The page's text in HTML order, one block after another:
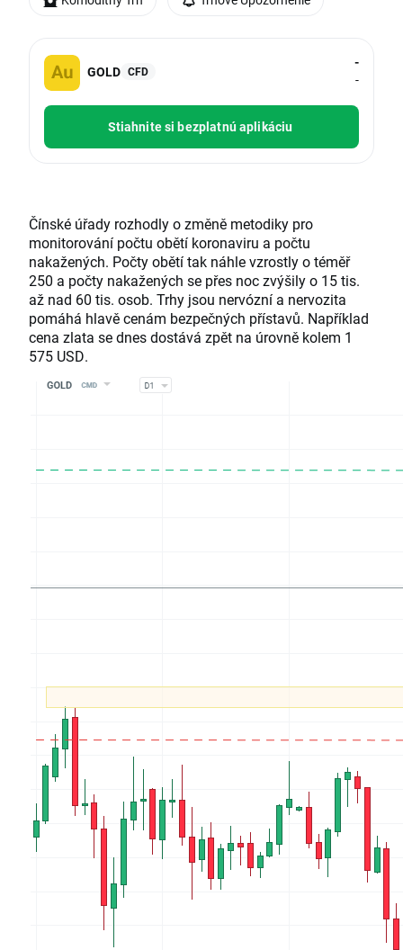
GOLD CFD
-
-
Stiahnite si bezplatnú aplikáciu
Čínské úřady rozhodly o změně metodiky pro
monitorování počtu obětí koronaviru a počtu
nakažených. Počty obětí tak náhle vzrostly o téměř
250 a počty nakažených se přes noc zvýšily o 15 tis.
až nad 60 tis. osob. Trhy jsou nervózní a nervozita
pomáhá hlavě cenám bezpečných přístavů. Například
cena zlata se dnes dostává zpět na úrovně kolem 1
575 USD.